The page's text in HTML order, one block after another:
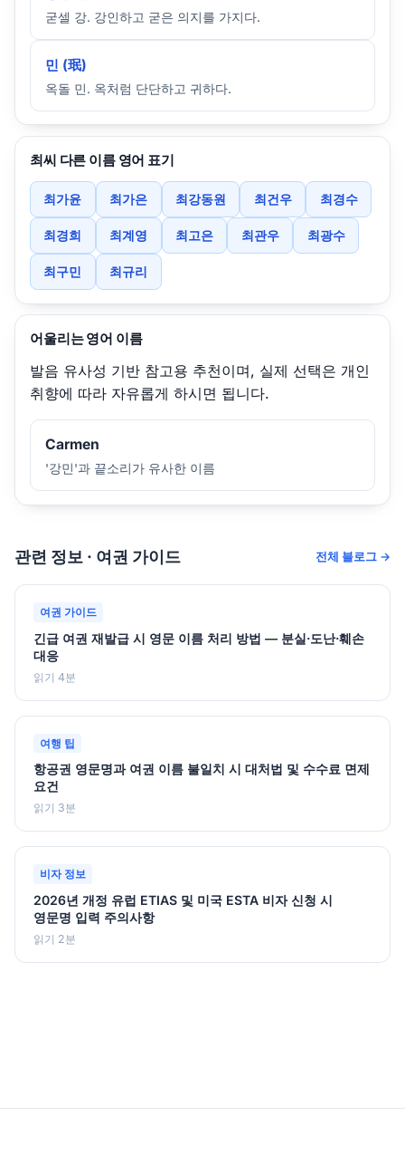
굳셀 강. 강인하고 굳은 의지를 가지다.
민 (珉)
옥돌 민. 옥처럼 단단하고 귀하다.
최씨 다른 이름 영어 표기
최가윤 최가은 최강동원 최건우 최경수
최경희 최계영 최고은 최관우 최광수
최구민 최규리
어울리는 영어 이름
발음 유사성 기반 참고용 추천이며, 실제 선택은 개인
취향에 따라 자유롭게 하시면 됩니다.
Carmen
'강민'과 끝소리가 유사한 이름
관련 정보 · 여권 가이드 전체 블로그 →
여권 가이드
긴급 여권 재발급 시 영문 이름 처리 방법 — 분실·도난·훼손
대응
읽기 4분
여행 팁
항공권 영문명과 여권 이름 불일치 시 대처법 및 수수료 면제
요건
읽기 3분
비자 정보
2026년 개정 유럽 ETIAS 및 미국 ESTA 비자 신청 시
영문명 입력 주의사항
읽기 2분